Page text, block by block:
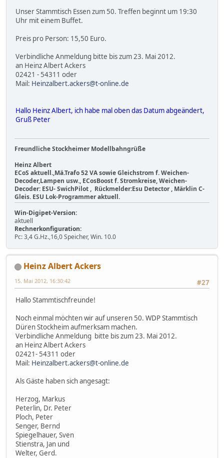
Unser Stammtisch Essen zum 50. Treffen beginnt um 19:30
Uhr mit einem Buffet.
Preis pro Person: 15,50 Euro.
Verbindliche Anmeldung bitte bis zum 23. Mai 2012.
an Heinz Albert Ackers
02421 - 54311 oder
Mail: Heinzalbert.ackers@t-online.de
Hallo Heinz Albert, ich habe mal oben das Datum abgeändert,
Gruß Peter
Freundliche Stockheimer Modellbahngrüße
Heinz Albert
ECoS aktuell.,Mä.Trafo 52 VA sowie Gleichstrom f. Weichen-
Decoder,Lampen usw., ECosBoost f. Stromkreise, Weichen-
Decoder: ESU- SwichPilot , Rückmelder:Esu Detector , Märklin C-
Gleis. ESU Lok-Programmer aktuell.
Win-Digipet-Version:
aktuell
Rechnerkonfiguration:
Pc: 3,4 G.Hz.,16,0 Speicher, Win. 10.0
Heinz Albert Ackers
#27
15. Mai 2012, 16:30:42
Hallo Stammtischfreunde!
Noch einmal möchten wir auf unseren 50. WDP Stammtisch
Düren Stockheim aufmerksam machen.
Verbindliche Anmeldung bitte bis zum 23. Mai 2012.
an Heinz Albert Ackers
02421- 54311 oder
Mail: Heinzalbert.ackers@t-online.de
Als Gäste haben sich angesagt:
Herzog, Markus
Peterlin, Dr. Peter
Ploch, Peter
Senger, Bernd
Spiegelhauer, Sven
Stienstra, Jan und
Welter, Gerd.